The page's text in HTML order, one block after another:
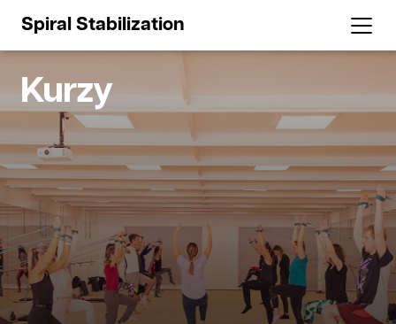
Spiral Stabilization
Kurzy